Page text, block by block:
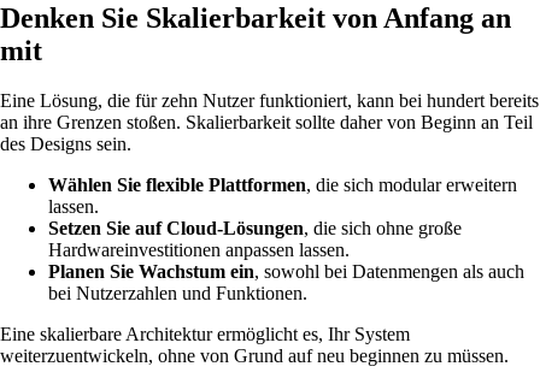
Denken Sie Skalierbarkeit von Anfang an
mit
Eine Lösung, die für zehn Nutzer funktioniert, kann bei hundert bereits
an ihre Grenzen stoßen. Skalierbarkeit sollte daher von Beginn an Teil
des Designs sein.
Wählen Sie flexible Plattformen, die sich modular erweitern
lassen.
Setzen Sie auf Cloud-Lösungen, die sich ohne große
Hardwareinvestitionen anpassen lassen.
Planen Sie Wachstum ein, sowohl bei Datenmengen als auch
bei Nutzerzahlen und Funktionen.
Eine skalierbare Architektur ermöglicht es, Ihr System
weiterzuentwickeln, ohne von Grund auf neu beginnen zu müssen.